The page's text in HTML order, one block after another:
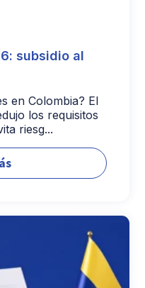
subsidio al
en Colombia? El
los requisitos
riesg...